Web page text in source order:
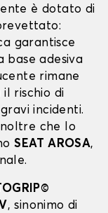
è dotato di
garantisce
base adesiva
rimane
rischio di
incidenti.
che lo
SEAT AROSA,
, sinonimo di